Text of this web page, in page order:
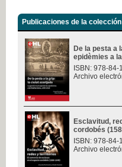
Publicaciones de la colección
De la pesta a
epidèmies a
ISBN: 978-
Archivo
Esclavitud,
cordobés
ISBN: 978-
Archivo